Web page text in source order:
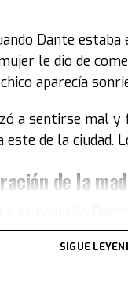
Dante
le dio de
aparecía
a sentirse mal
este de la ciudad.
de la
hallada en las
, ya que
SIGUE